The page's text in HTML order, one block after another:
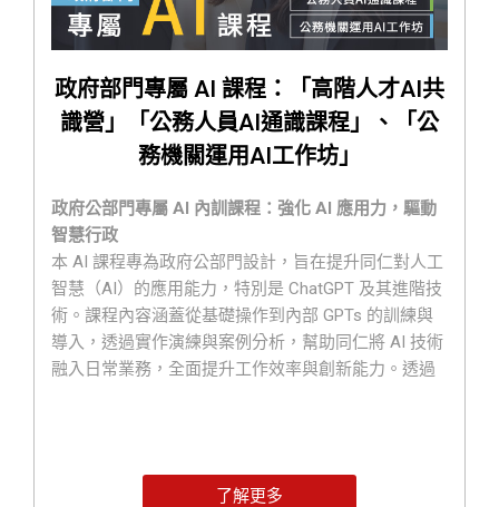
政府部門專屬 AI 課程：「高階人才AI共
識營」「公務人員AI通識課程」、「公
務機關運用AI工作坊」
政府公部門專屬 AI 內訓課程：強化 AI 應用力，驅動
智慧行政
本 AI 課程專為政府公部門設計，旨在提升同仁對人工
智慧（AI）的應用能力，特別是 ChatGPT 及其進階技
術。課程內容涵蓋從基礎操作到內部 GPTs 的訓練與
導入，透過實作演練與案例分析，幫助同仁將 AI 技術
融入日常業務，全面提升工作效率與創新能力。透過
1️⃣ 「有規劃」—— 培育中高階主管，強化 AI 發展策略
了解更多